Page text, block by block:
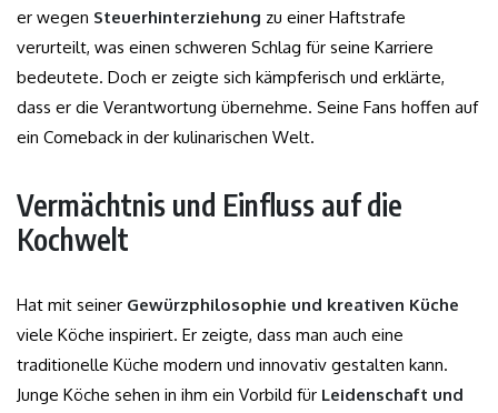
er wegen Steuerhinterziehung zu einer Haftstrafe
verurteilt, was einen schweren Schlag für seine Karriere
bedeutete. Doch er zeigte sich kämpferisch und erklärte,
dass er die Verantwortung übernehme. Seine Fans hoffen auf
ein Comeback in der kulinarischen Welt.
Vermächtnis und Einfluss auf die
Kochwelt
Hat mit seiner Gewürzphilosophie und kreativen Küche
viele Köche inspiriert. Er zeigte, dass man auch eine
traditionelle Küche modern und innovativ gestalten kann.
Junge Köche sehen in ihm ein Vorbild für Leidenschaft und